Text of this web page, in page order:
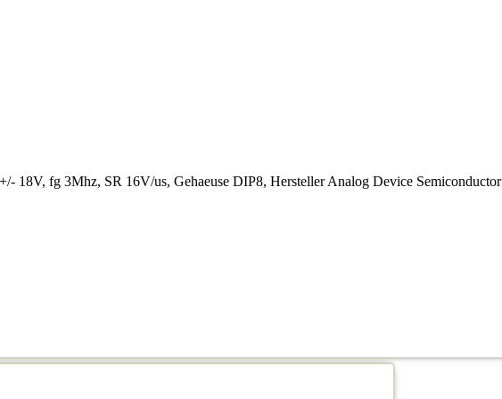
18V, fg 3Mhz, SR 16V/us, Gehaeuse DIP8, Hersteller Analog Device Semiconductor